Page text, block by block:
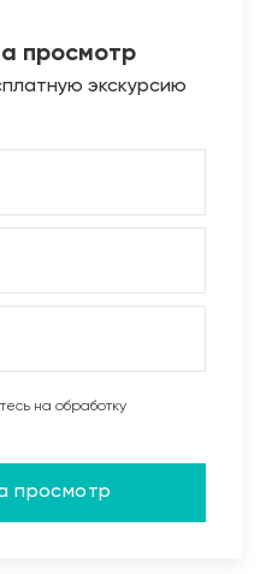
просмотр
экскурсию
на обработку
просмотр